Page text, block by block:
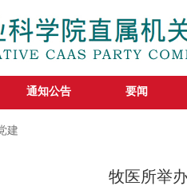
通知公告 要闻
建
牧医所举